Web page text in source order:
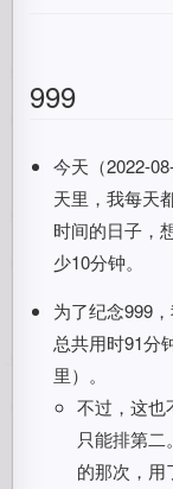
999
今天（2022-
天里，我每天
时间的日子，
少10分钟。
为了纪念999
总共用时91分
里）。
不过，这也
只能排第
的那次，用